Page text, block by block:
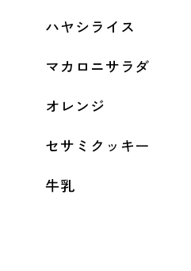
ハヤシライス
マカロニサラダ
オレンジ
セサミクッキー
牛乳